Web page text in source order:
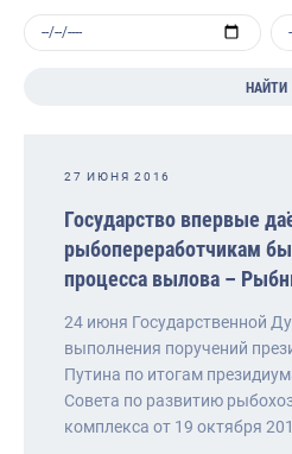
НАЙТИ
27 ИЮНЯ 2016
Государство впервые
рыбопереработчикам
процесса вылова –
24 июня Государственной
выполнения поручений
Путина по итогам
Совета по развитию
комплекса от 19 октября